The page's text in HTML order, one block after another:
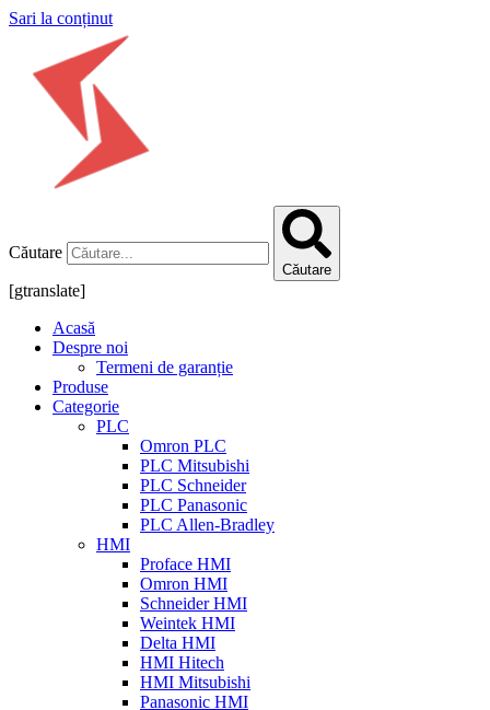
Sari la conținut
Căutare
Căutare
[gtranslate]
Acasă
Despre noi
Termeni de garanție
Produse
Categorie
PLC
Omron PLC
PLC Mitsubishi
PLC Schneider
PLC Panasonic
PLC Allen-Bradley
HMI
Proface HMI
Omron HMI
Schneider HMI
Weintek HMI
Delta HMI
HMI Hitech
HMI Mitsubishi
Panasonic HMI